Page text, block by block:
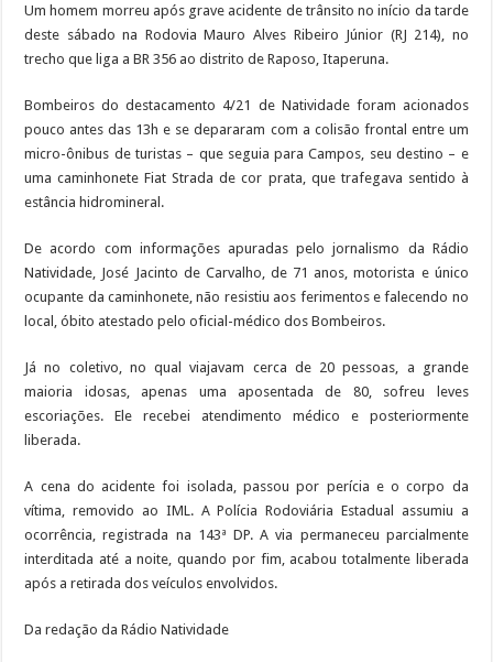
Um homem morreu após grave acidente de trânsito no início da tarde
deste sábado na Rodovia Mauro Alves Ribeiro Júnior (RJ 214), no
trecho que liga a BR 356 ao distrito de Raposo, Itaperuna.
Bombeiros do destacamento 4/21 de Natividade foram acionados
pouco antes das 13h e se depararam com a colisão frontal entre um
micro-ônibus de turistas – que seguia para Campos, seu destino – e
uma caminhonete Fiat Strada de cor prata, que trafegava sentido à
estância hidromineral.
De acordo com informações apuradas pelo jornalismo da Rádio
Natividade, José Jacinto de Carvalho, de 71 anos, motorista e único
ocupante da caminhonete, não resistiu aos ferimentos e falecendo no
local, óbito atestado pelo oficial-médico dos Bombeiros.
Já no coletivo, no qual viajavam cerca de 20 pessoas, a grande
maioria idosas, apenas uma aposentada de 80, sofreu leves
escoriações. Ele recebei atendimento médico e posteriormente
liberada.
A cena do acidente foi isolada, passou por perícia e o corpo da
vítima, removido ao IML. A Polícia Rodoviária Estadual assumiu a
ocorrência, registrada na 143ª DP. A via permaneceu parcialmente
interditada até a noite, quando por fim, acabou totalmente liberada
após a retirada dos veículos envolvidos.
Da redação da Rádio Natividade